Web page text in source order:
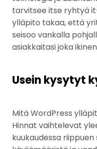
tarvitsee itse ryhtyä
ylläpito takaa, että
seisoo vankalla
asiakkaitasi joka
Usein kysytyt
Mitä WordPress
Hinnat vaihtelevat
kuukaudessa